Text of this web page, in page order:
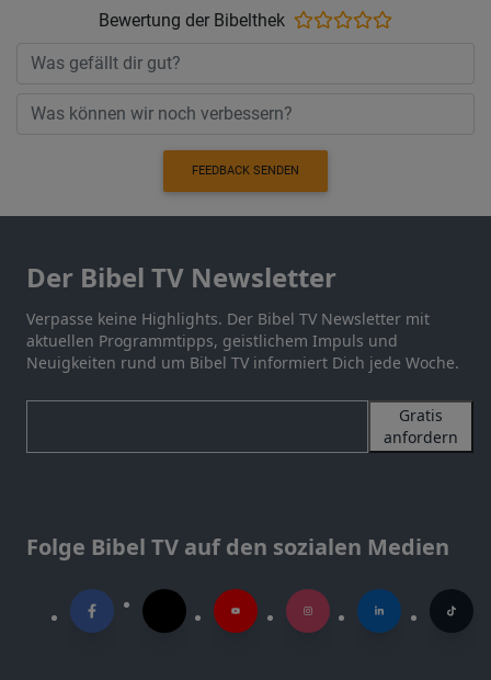
Bewertung der Bibelthek
FEEDBACK SENDEN
Der Bibel TV Newsletter
Verpasse keine Highlights. Der Bibel TV Newsletter mit
aktuellen Programmtipps, geistlichem Impuls und
Neuigkeiten rund um Bibel TV informiert Dich jede Woche.
Gratis
anfordern
Folge Bibel TV auf den sozialen Medien